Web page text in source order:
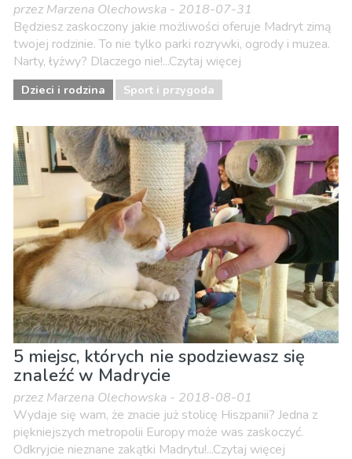
przez Marzena Olechowska - 2018-07-31
Będziesz zaskoczony jakie możliwości oferuje Madryt zimą
twojej rodzinie. To nie tylko parki rozrywki, ogrody i muzea.
Narty, łyżwy? Dlaczego nie!...Czytaj więcej
Dzieci i rodzina Sport i przygoda
5 miejsc, których nie spodziewasz się
znaleźć w Madrycie
przez Marzena Olechowska - 2018-08-01
Wydaje się wam, że znacie już stolicę Hiszpanii? Jedna z
piękniejszych metropolii Europy może was zaskoczyć.
Odkryjcie nieznane zakątki Madrytu!...Czytaj więcej